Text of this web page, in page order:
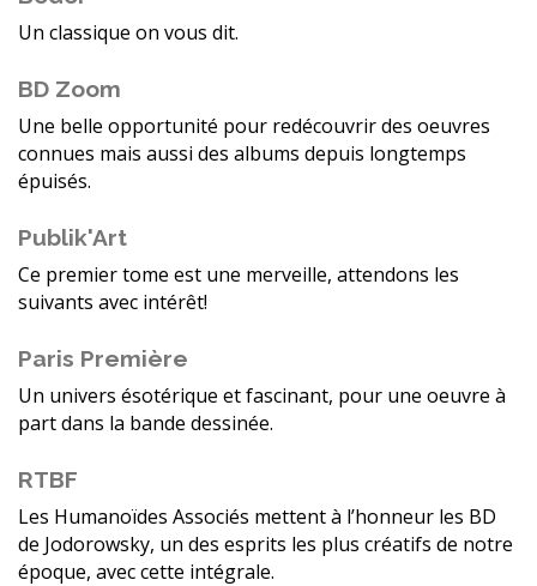
Un classique on vous dit.
BD Zoom
Une belle opportunité pour redécouvrir des oeuvres
connues mais aussi des albums depuis longtemps
épuisés.
Publik'Art
Ce premier tome est une merveille, attendons les
suivants avec intérêt!
Paris Première
Un univers ésotérique et fascinant, pour une oeuvre à
part dans la bande dessinée.
RTBF
Les Humanoïdes Associés mettent à l’honneur les BD
de Jodorowsky, un des esprits les plus créatifs de notre
époque, avec cette intégrale.